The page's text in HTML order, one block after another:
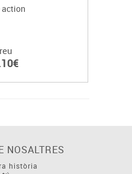
NOSALTRES
història